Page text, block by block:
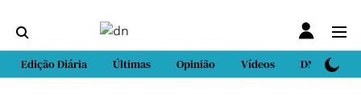
Edição Diária Últimas Opinião Vídeos DN Sport